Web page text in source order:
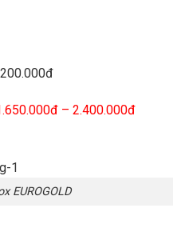
– 2.400.000đ
EUROGOLD